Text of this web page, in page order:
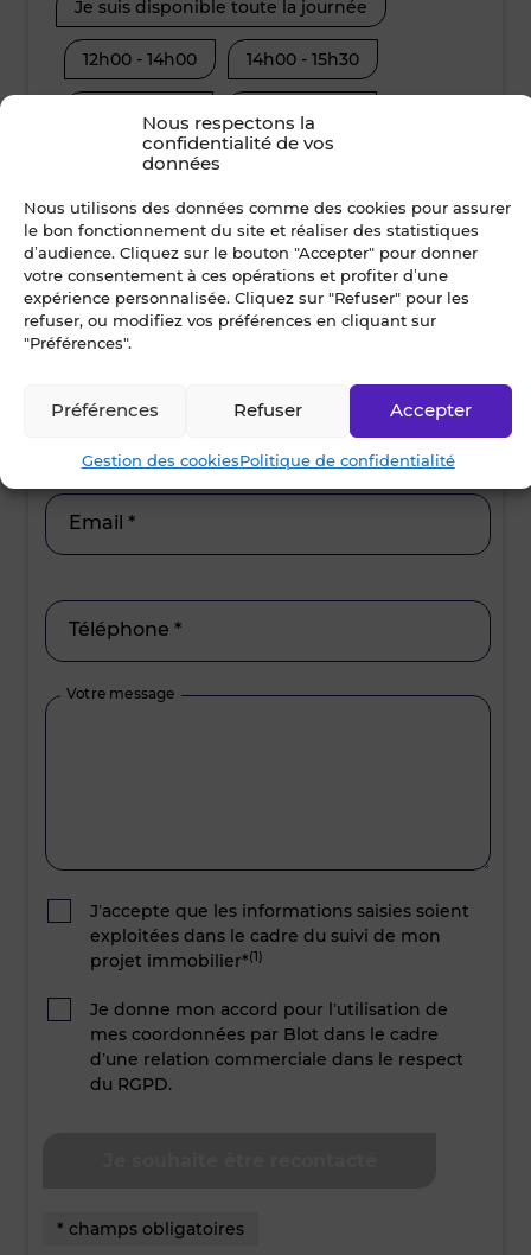
Nous respectons la
confidentialité de vos
données
Nous utilisons des données comme des cookies pour assurer
le bon fonctionnement du site et réaliser des statistiques
d’audience. Cliquez sur le bouton "Accepter" pour donner
votre consentement à ces opérations et profiter d’une
expérience personnalisée. Cliquez sur "Refuser" pour les
refuser, ou modifiez vos préférences en cliquant sur
"Préférences".
Accepter
Refuser
Préférences
Gestion des cookiesPolitique de confidentialité
Je suis disponible toute la journée
12h00 - 14h00 14h00 - 15h30
17h00 - 19h00
Nom *
Prénom *
Ville *
Email *
Téléphone *
Votre message
J’accepte que les informations saisies soient
exploitées dans le cadre du suivi de mon
projet immobilier*(1)
Je donne mon accord pour l’utilisation de
mes coordonnées par Blot dans le cadre
d’une relation commerciale dans le respect
du RGPD.
* champs obligatoires